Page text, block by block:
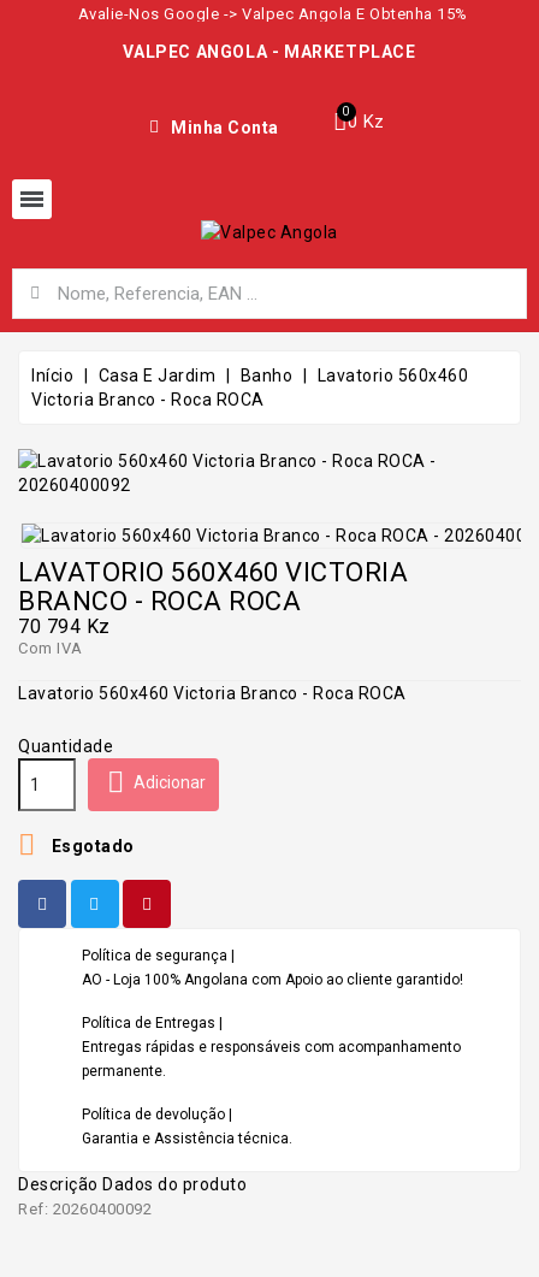
Avalie-Nos Google -> Valpec Angola E Obtenha 15%
VALPEC ANGOLA - MARKETPLACE
Minha Conta 0 Kz
Início Casa E Jardim Banho
Lavatorio 560x460
Victoria Branco - Roca ROCA
LAVATORIO 560X460 VICTORIA
BRANCO - ROCA ROCA
70 794 Kz
Com IVA
Lavatorio 560x460 Victoria Branco - Roca ROCA
Quantidade
 Adicionar
 Esgotado
Política de segurança |
AO - Loja 100% Angolana com Apoio ao cliente garantido!
Política de Entregas |
Entregas rápidas e responsáveis com acompanhamento
permanente.
Política de devolução |
Garantia e Assistência técnica.
Descrição Dados do produto
Ref: 20260400092